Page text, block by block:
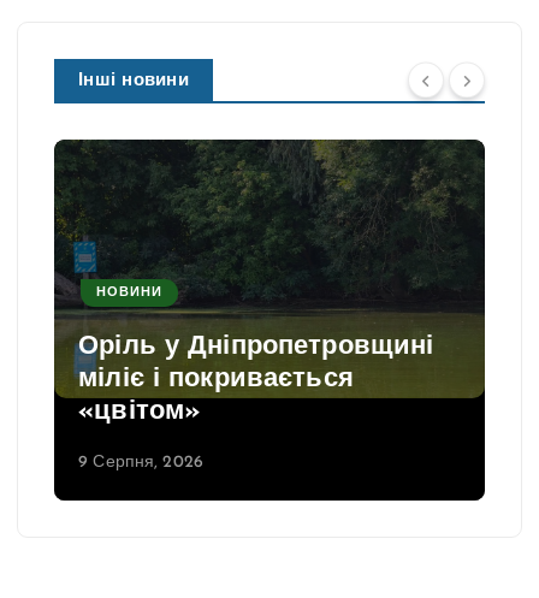
Інші новини
НОВИНИ
Оріль у Дніпропетровщині
міліє і покривається
«цвітом»
9 Серпня, 2026